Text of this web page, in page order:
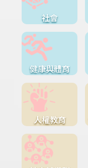
社會
健康與體育
人權教育